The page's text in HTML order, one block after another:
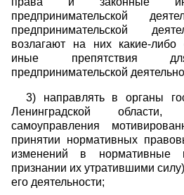
предпринимательской
предпринимательской
возлагают на них какие-либо
иные препятствия
предпринимательской
3) направлять в органы
Ленинградской
самоуправления
принятии нормативных
изменений в нормативные
признании их утратившими
его деятельности;